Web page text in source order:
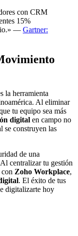
con CRM
15%
— Gartner:
la herramienta
Al eliminar
tu equipo sea más
digital en campo no
se construyen las
de una
centralizar tu gestión
Zoho Workplace,
. El éxito de tus
digitalizarte hoy